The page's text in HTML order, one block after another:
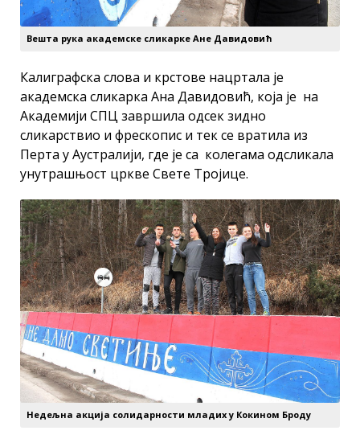
Вешта рука академске сликарке Ане Давидовић
Калиграфска слова и крстове нацртала је
академска сликарка Ана Давидовић, која је на
Академији СПЦ завршила одсек зидно
сликарствио и фрескопис и тек се вратила из
Перта у Аустралији, где је са колегама одсликала
унутрашњост цркве Свете Тројице.
Недељна акција солидарности младих у Кокином Броду